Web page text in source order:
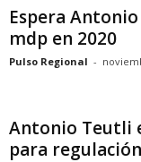
Espera
mdp en 2020
Pulso Regional -
Antonio Teutli
para